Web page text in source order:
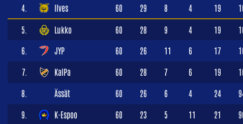
4. Ilves 60 29 8 4 19
5. Lukko 60 28 9 4 19
6. JYP 60 26 11 6 17
7. KalPa 60 28 7 6 19
8. Ässät 60 26 6 4 24
9. K-Espoo 60 23 5 11 21